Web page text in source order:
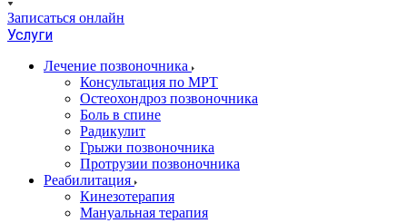
Записаться онлайн
Услуги
Лечение позвоночника
Консультация по МРТ
Остеохондроз позвоночника
Боль в спине
Радикулит
Грыжи позвоночника
Протрузии позвоночника
Реабилитация
Кинезотерапия
Мануальная терапия